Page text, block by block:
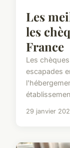
Les
les
France
Les
escapades
29 janvier